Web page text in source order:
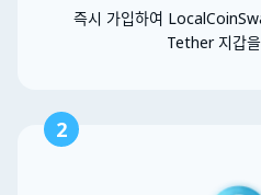
즉시 가입하여
Tether 지갑
2